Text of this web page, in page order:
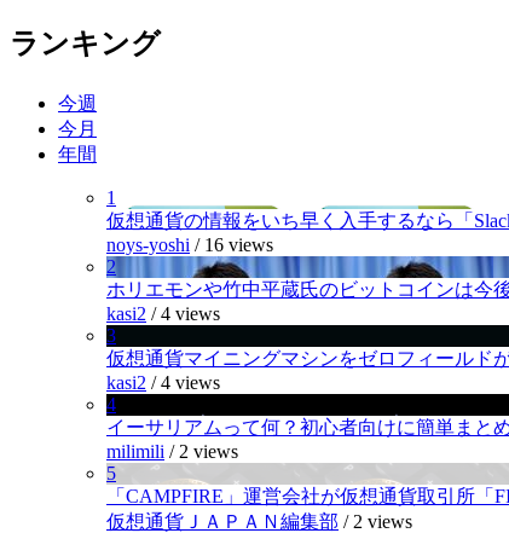
ランキング
今週
今月
年間
1
仮想通貨の情報をいち早く入手するなら「
noys-yoshi / 16 views
2
ホリエモンや竹中平蔵氏のビットコインは今
kasi2 /4 views
3
仮想通貨マイニングマシンをゼロフィールド
kasi2 /4 views
4
イーサリアムって何？初心者向けに簡単まと
milimili / 2 views
5
「CAMPFIRE」運営会社が仮想通貨取引所「
仮想通貨ＪＡＰＡＮ編集部 / 2 views